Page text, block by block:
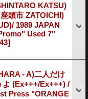
KATSU)
頭市 ZATOICHI)
1989 JAPAN
Used 7"
- A)二人だけ
(Ex+++/Ex+++) /
Press "ORANGE